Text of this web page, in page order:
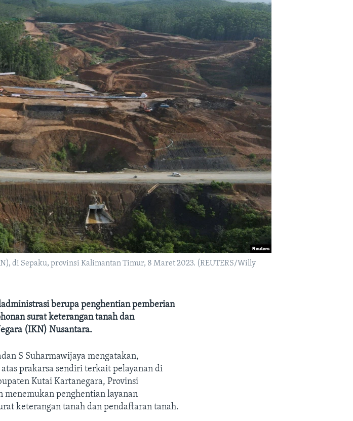
di Sepaku, provinsi Kalimantan Timur, 8 Maret 2023. (REUTERS/Willy
berupa penghentian pemberian
surat keterangan tanah dan
(IKN) Nusantara.
S Suharmawijaya mengatakan,
prakarsa sendiri terkait pelayanan di
Kutai Kartanegara, Provinsi
menemukan penghentian layanan
keterangan tanah dan pendaftaran tanah.